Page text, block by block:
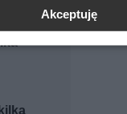
Akceptuję